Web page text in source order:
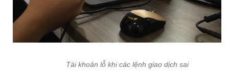
Tài khoản lỗ khi các lệnh giao dịch sai